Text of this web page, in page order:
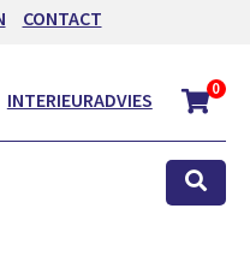
CONTACT
INTERIEURADVIES 0